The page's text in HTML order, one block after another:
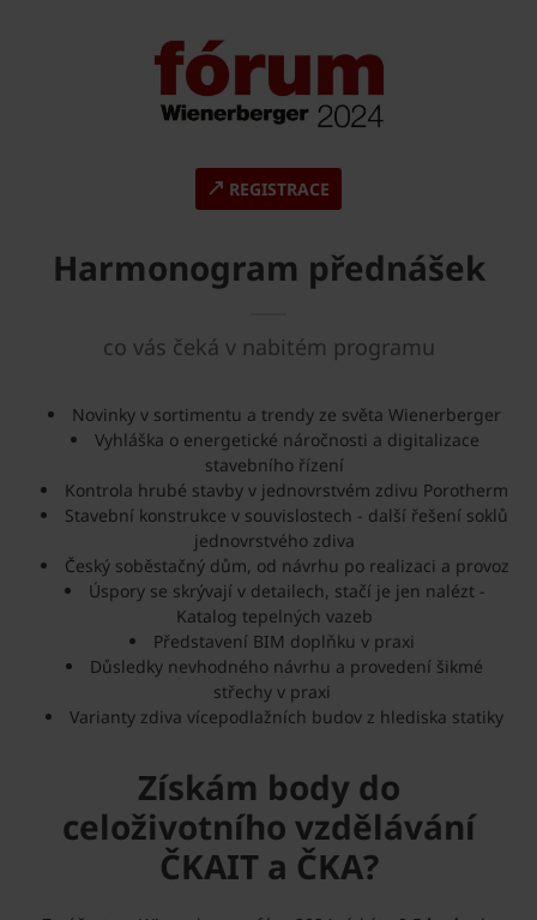
REGISTRACE
Harmonogram přednášek
co vás čeká v nabitém programu
Novinky v sortimentu a trendy ze světa Wienerberger
Vyhláška o energetické náročnosti a digitalizace
stavebního řízení
Kontrola hrubé stavby v jednovrstvém zdivu Porotherm
Stavební konstrukce v souvislostech - další řešení soklů
jednovrstvého zdiva
Český soběstačný dům, od návrhu po realizaci a provoz
Úspory se skrývají v detailech, stačí je jen nalézt -
Katalog tepelných vazeb
Představení BIM doplňku v praxi
Důsledky nevhodného návrhu a provedení šikmé
střechy v praxi
Varianty zdiva vícepodlažních budov z hlediska statiky
Získám body do
celoživotního vzdělávání
ČKAIT a ČKA?